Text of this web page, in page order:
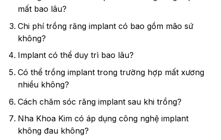
mất bao lâu?
Chi phí trồng răng implant có bao gồm mão sứ
không?
Implant có thể duy trì bao lâu?
Có thể trồng implant trong trường hợp mất xương
nhiều không?
Cách chăm sóc răng implant sau khi trồng?
Nha Khoa Kim có áp dụng công nghệ implant
không đau không?